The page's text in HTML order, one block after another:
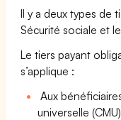
Il y a deux types de
Sécurité sociale et
Le tiers payant
s’applique :
Aux
universelle (CMU)